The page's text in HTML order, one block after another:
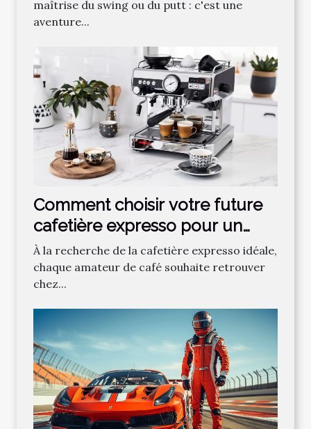
l'apprentissage du golf
maîtrise du swing ou du putt : c'est une
aventure...
Comment choisir votre future
cafetière expresso pour un
café parfait ?
À la recherche de la cafetière expresso idéale,
chaque amateur de café souhaite retrouver
chez...